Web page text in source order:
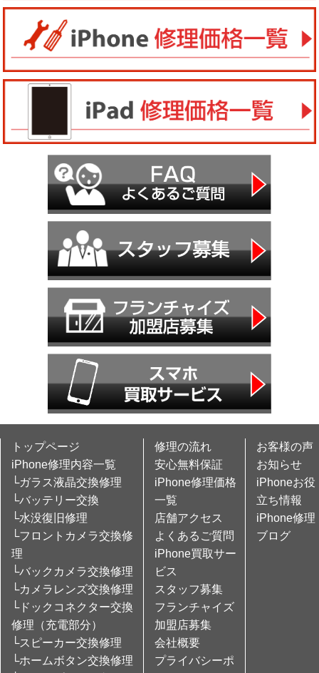
トップページ
iPhone修理内容一覧
└ガラス液晶交換修理
└バッテリー交換
└水没復旧修理
└フロントカメラ交換修
理
└バックカメラ交換修理
└カメラレンズ交換修理
└ドックコネクター交換
修理（充電部分）
└スピーカー交換修理
└ホームボタン交換修理
修理の流れ
安心無料保証
iPhone修理価格
一覧
店舗アクセス
よくあるご質問
iPhone買取サー
ビス
スタッフ募集
フランチャイズ
加盟店募集
会社概要
プライバシーポ
お客様の声
お知らせ
iPhoneお役
立ち情報
iPhone修理
ブログ